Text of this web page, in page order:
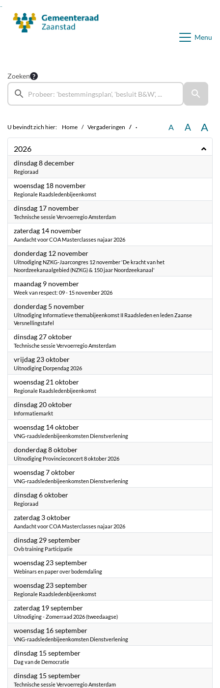
Menu
Zoeken
U bevindt zich hier: Home Vergaderingen · A A A
2026
dinsdag 8 december2026
Regioraad
woensdag 18 november2026
Regionale Raadsledenbijeenkomst
dinsdag 17 november2026
Technische sessie Vervoerregio Amsterdam
zaterdag 14 november2026
Aandacht voor COA Masterclasses najaar 2026
donderdag 12 november2026
Uitnodiging NZKG-Jaarcongres 12 november 'De kracht van het
Noordzeekanaalgebied (NZKG) & 150 jaar Noordzeekanaal'
maandag 9 november2026
Week van respect: 09 - 15 november 2026
donderdag 5 november2026
Uitnodiging Informatieve themabijeenkomst II Raadsleden en leden Zaanse
Versnellingstafel
dinsdag 27 oktober2026
Technische sessie Vervoerregio Amsterdam
vrijdag 23 oktober2026
Uitnodiging Dorpendag 2026
woensdag 21 oktober2026
Regionale Raadsledenbijeenkomst
dinsdag 20 oktober2026
Informatiemarkt
woensdag 14 oktober2026
VNG-raadsledenbijeenkomsten Dienstverlening
donderdag 8 oktober2026
Uitnodiging Provincieconcert 8 oktober 2026
woensdag 7 oktober2026
VNG-raadsledenbijeenkomsten Dienstverlening
dinsdag 6 oktober2026
Regioraad
zaterdag 3 oktober2026
Aandacht voor COA Masterclasses najaar 2026
dinsdag 29 september2026
Ovb training Participatie
woensdag 23 september2026
Webinars en paper over bodemdaling
woensdag 23 september2026
Regionale Raadsledenbijeenkomst
zaterdag 19 september2026
Uitnodiging - Zomerraad 2026 (tweedaagse)
woensdag 16 september2026
VNG-raadsledenbijeenkomsten Dienstverlening
dinsdag 15 september2026
Dag van de Democratie
dinsdag 15 september2026
Technische sessie Vervoerregio Amsterdam